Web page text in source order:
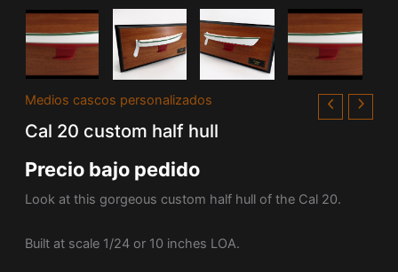
Medios cascos personalizados
Cal 20 custom half hull
Precio bajo pedido
Look at this gorgeous custom half hull of the Cal 20.
Built at scale 1/24 or 10 inches LOA.